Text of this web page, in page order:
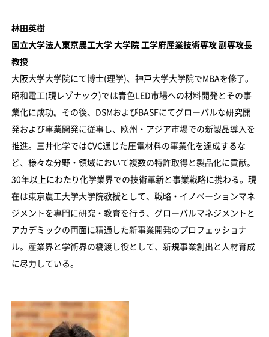
林田英樹
国立大学法人東京農工大学 大学院 工学府産業技術専攻 副専攻長
教授
大阪大学大学院にて博士(理学)、神戸大学大学院でMBAを修了。
昭和電工(現レゾナック)では青色LED市場への材料開発とその事
業化に成功。その後、DSMおよびBASFにてグローバルな研究開
発および事業開発に従事し、欧州・アジア市場での新製品導入を
推進。三井化学ではCVC通じた圧電材料の事業化を達成するな
ど、様々な分野・領域において複数の特許取得と製品化に貢献。
30年以上にわたり化学業界での技術革新と事業戦略に携わる。現
在は東京農工大学大学院教授として、戦略・イノベーションマネ
ジメントを専門に研究・教育を行う、グローバルマネジメントと
アカデミックの両面に精通した新事業開発のプロフェッショナ
ル。産業界と学術界の橋渡し役として、新規事業創出と人材育成
に尽力している。